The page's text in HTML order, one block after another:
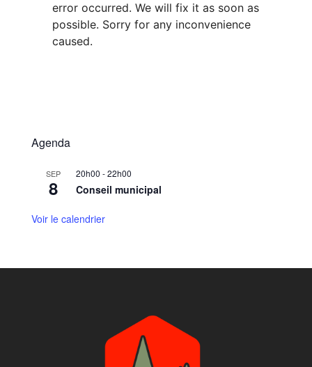
Agenda
SEP
8
20h00 -22h00
Conseil municipal
Voir le calendrier